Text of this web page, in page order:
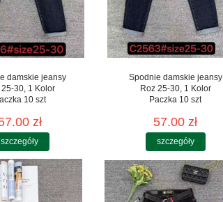
damskie jeansy
25-30, 1 Kolor
10 szt
zł
szczegóły
Spodnie damskie jeansy
Roz 25-30, 1 Kolor
Paczka 10 szt
57.00 zł
szczegóły